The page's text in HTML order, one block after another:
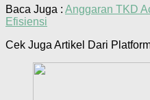
Baca Juga : Anggaran TKD
Efisiensi
Cek Juga Artikel Dari